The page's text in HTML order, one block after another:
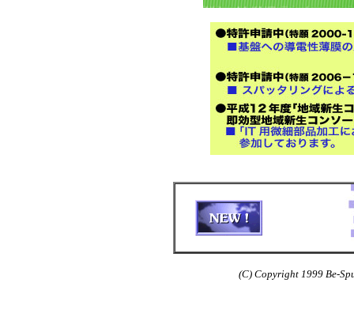
(C) Copyright 1999 Be-